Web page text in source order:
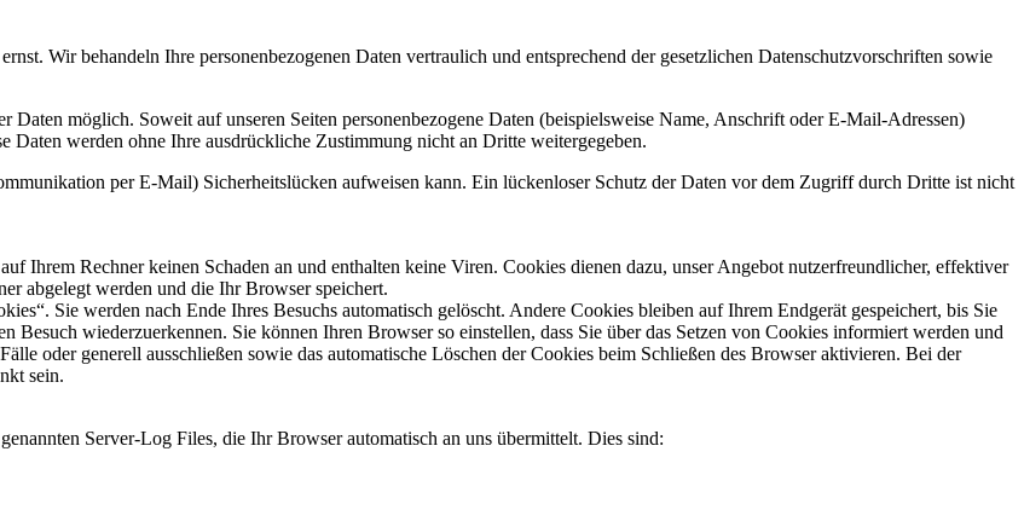
Wir behandeln Ihre personenbezogenen Daten vertraulich und entsprechend der gesetzlichen Datenschutzvorschriften sowie
Daten möglich. Soweit auf unseren Seiten personenbezogene Daten (beispielsweise Name, Anschrift oder E-Mail-Adressen)
werden ohne Ihre ausdrückliche Zustimmung nicht an Dritte weitergegeben.
per E-Mail) Sicherheitslücken aufweisen kann. Ein lückenloser Schutz der Daten vor dem Zugriff durch Dritte ist nicht
Ihrem Rechner keinen Schaden an und enthalten keine Viren. Cookies dienen dazu, unser Angebot nutzerfreundlicher, effektiver
abgelegt werden und die Ihr Browser speichert.
Sie werden nach Ende Ihres Besuchs automatisch gelöscht. Andere Cookies bleiben auf Ihrem Endgerät gespeichert, bis Sie
Besuch wiederzuerkennen. Sie können Ihren Browser so einstellen, dass Sie über das Setzen von Cookies informiert werden und
oder generell ausschließen sowie das automatische Löschen der Cookies beim Schließen des Browser aktivieren. Bei der
sein.
Server-Log Files, die Ihr Browser automatisch an uns übermittelt. Dies sind: